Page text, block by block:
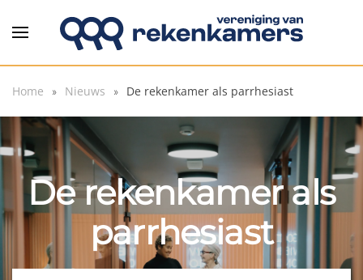
Overslaan en naar de inhoud gaan
Home Nieuws De rekenkamer als parrhesiast
De rekenkamer als
parrhesiast